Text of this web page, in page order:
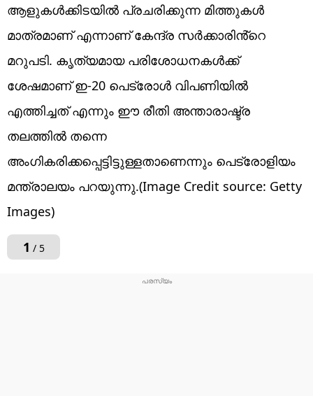
ആളുകൾക്കിടയിൽ പ്രചരിക്കുന്ന മിത്തുകൾ
മാത്രമാണ് എന്നാണ് കേന്ദ്ര സർക്കാരിൻ്റെ
മറുപടി. കൃത്യമായ പരിശോധനകൾക്ക്
ശേഷമാണ് ഇ-20 പെട്രോൾ വിപണിയിൽ
എത്തിച്ചത് എന്നും ഈ രീതി അന്താരാഷ്ട്ര
തലത്തിൽ തന്നെ
അംഗികരിക്കപ്പെട്ടിട്ടുള്ളതാണെന്നും പെട്രോളിയം
മന്ത്രാലയം പറയുന്നു.(Image Credit source: Getty
Images)
1 / 5